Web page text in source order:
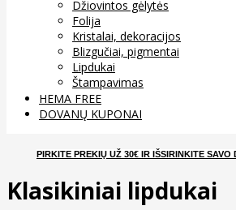
Džiovintos gėlytės
Folija
Kristalai, dekoracijos
Blizgučiai, pigmentai
Lipdukai
Štampavimas
HEMA FREE
DOVANŲ KUPONAI
PIRKITE PREKIŲ UŽ 30€ IR IŠSIRINKITE SAVO
Klasikiniai lipdukai